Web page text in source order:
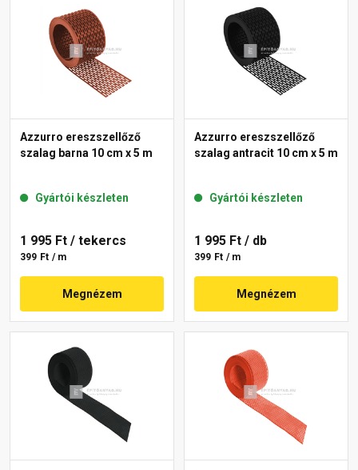
Azzurro ereszszellőző
szalag barna 10 cm x 5 m
Gyártói készleten
1 995 Ft / tekercs
399 Ft / m
Megnézem
Azzurro ereszszellőző
szalag antracit 10 cm x 5 m
Gyártói készleten
1 995 Ft / db
399 Ft / m
Megnézem